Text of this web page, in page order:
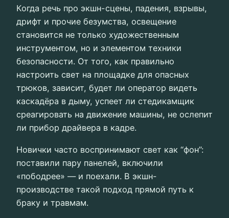
Когда речь про экшн-сцены, падения, взрывы,
дрифт и прочие безумства, освещение
становится не только художественным
инструментом, но и элементом техники
безопасности. От того, как правильно
настроить свет на площадке для опасных
трюков, зависит, будет ли оператор видеть
каскадёра в дыму, успеет ли стедикамщик
среагировать на движение машины, не ослепит
ли прибор драйвера в кадре.
Новички часто воспринимают свет как “фон”:
поставили пару панелей, включили
«пободрее» — и поехали. В экшн-
производстве такой подход прямой путь к
браку и травмам.